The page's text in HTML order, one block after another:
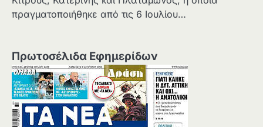
πραγματοποιήθηκε από τις 6 Ιουλίου…
Πρωτοσέλιδα Εφημερίδων